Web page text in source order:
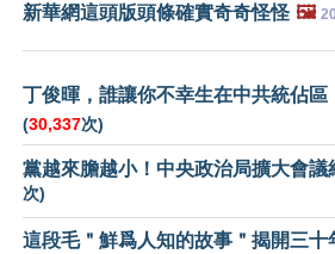
新華網這頭版頭條確實奇奇怪怪 🖼️
丁俊暉，誰讓你不幸生在中共統佔區
(30,337次)
黨越來膽越小！中央政治局擴大會議
次)
這段毛＂鮮爲人知的故事＂揭開三十